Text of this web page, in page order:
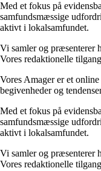
Med et fokus på
samfundsmæssige
aktivt i lokalsamfundet.
Vi samler og præsenterer
Vores redaktionelle
Vores Amager er et
begivenheder og
Med et fokus på
samfundsmæssige
aktivt i lokalsamfundet.
Vi samler og præsenterer
Vores redaktionelle